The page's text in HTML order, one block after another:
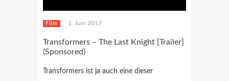
Film 1. Juni 2017
Transformers – The Last Knight [Trailer]
(Sponsored)
Transformers ist ja auch eine dieser